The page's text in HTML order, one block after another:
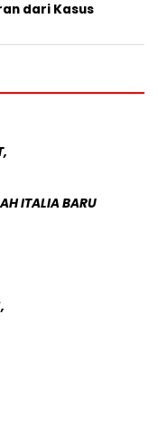
dari Kasus
ITALIA BARU